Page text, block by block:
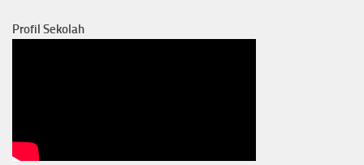
Profil Sekolah